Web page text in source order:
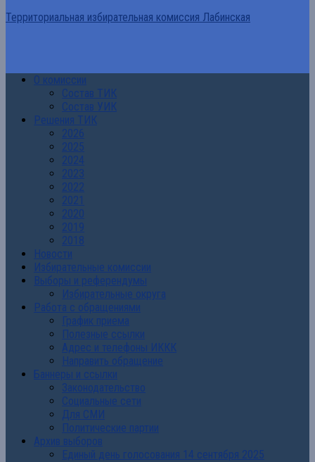
Территориальная избирательная комиссия Лабинская
О комиссии
Состав ТИК
Состав УИК
Решения ТИК
2026
2025
2024
2023
2022
2021
2020
2019
2018
Новости
Избирательные комиссии
Выборы и референдумы
Избирательные округа
Работа с обращениями
График приема
Полезные ссылки
Адрес и телефоны ИККК
Направить обращение
Баннеры и ссылки
Законодательство
Социальные сети
Для СМИ
Политические партии
Архив выборов
Единый день голосования 14 сентября 2025